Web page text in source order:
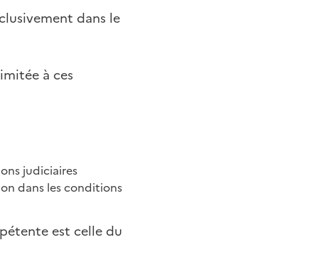
dans le
à ces
judiciaires
dans les conditions
est celle du